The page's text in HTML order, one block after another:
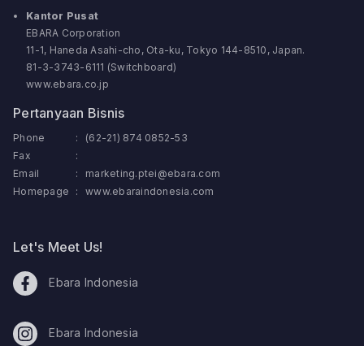
Kantor Pusat
EBARA Corporation
11-1, Haneda Asahi-cho, Ota-ku, Tokyo 144-8510, Japan.
81-3-3743-6111 (Switchboard)
www.ebara.co.jp
Pertanyaan Bisnis
Phone :
(62-21) 874 0852-53
Fax
:
Email
:
marketing.ptei@ebara.com
Homepage
: www.ebaraindonesia.com
Let's Meet Us!
Ebara Indonesia
Ebara Indonesia